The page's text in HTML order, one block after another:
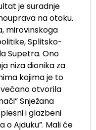
je suradnje
na otoku.
mirovinskoga
Splitsko-
Supetra. Ono
niza dionika za
kojima je to
otvorila
Snježana
i glazbeni
o Ajduku”. Mali će